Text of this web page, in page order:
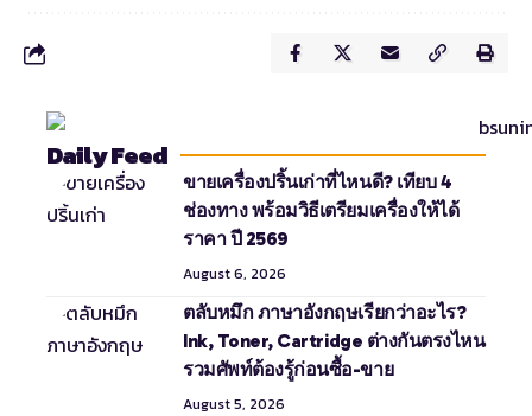
Daily Feed
ขายเครื่องปริ้นเก่าที่ไหนดี? เทียบ 4
ช่องทาง พร้อมวิธีเตรียมเครื่องให้ได้
ราคา ปี 2569
August 6, 2026
ตลับหมึก ภาษาอังกฤษเรียกว่าอะไร?
Ink, Toner, Cartridge ต่างกันตรงไหน
รวมศัพท์ต้องรู้ก่อนซื้อ-ขาย
August 5, 2026